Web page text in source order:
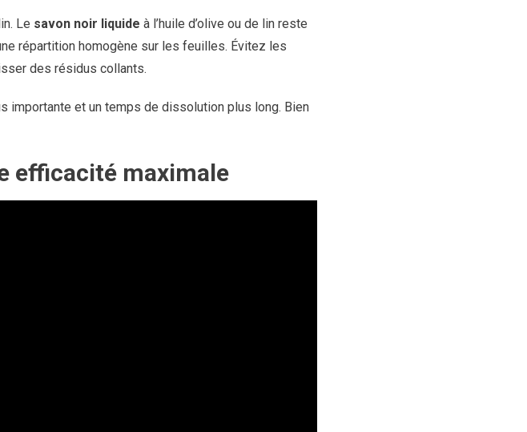
Le savon noir liquide à l’huile d’olive ou de lin reste
répartition homogène sur les feuilles. Évitez les
des résidus collants.
importante et un temps de dissolution plus long. Bien
efficacité maximale